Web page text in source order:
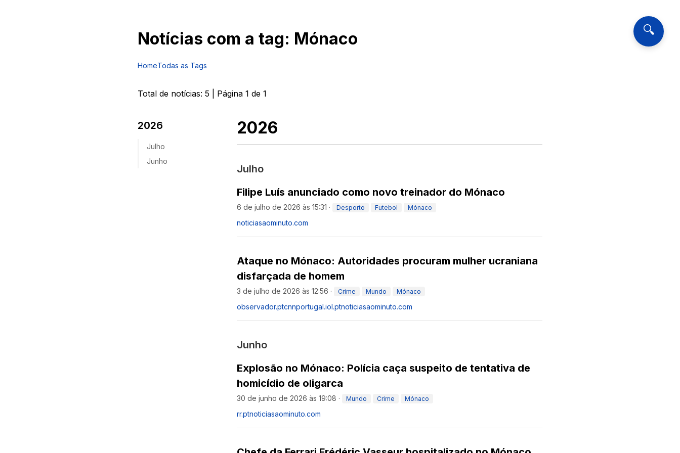
🔍
Notícias com a tag: Mónaco
HomeTodas as Tags
Total de notícias: 5 | Página 1 de 1
2026
Julho
Junho
2026
Julho
Filipe Luís anunciado como novo treinador do Mónaco
6 de julho de 2026 às 15:31 · Desporto Futebol Mónaco
noticiasaominuto.com
Ataque no Mónaco: Autoridades procuram mulher ucraniana
disfarçada de homem
3 de julho de 2026 às 12:56 · Crime Mundo Mónaco
observador.ptcnnportugal.iol.ptnoticiasaominuto.com
Junho
Explosão no Mónaco: Polícia caça suspeito de tentativa de
homicídio de oligarca
30 de junho de 2026 às 19:08 · Mundo Crime Mónaco
rr.ptnoticiasaominuto.com